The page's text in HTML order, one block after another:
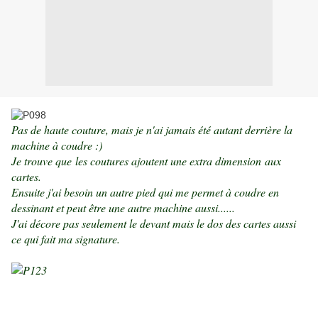
Pas de haute couture, mais je n'ai jamais été autant derrière la
machine à coudre :)
Je trouve que les coutures ajoutent une extra dimension aux
cartes.
Ensuite j'ai besoin un autre pied qui me permet à coudre en
dessinant et peut être une autre machine aussi......
J'ai décore pas seulement le devant mais le dos des cartes aussi
ce qui fait ma signature.